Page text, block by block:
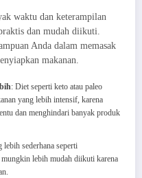
waktu dan keterampilan
dan mudah diikuti.
Anda dalam memasak
makanan.
: Diet seperti keto atau paleo
yang lebih intensif, karena
dan menghindari banyak produk
lebih sederhana seperti
lebih mudah diikuti karena